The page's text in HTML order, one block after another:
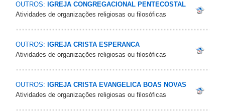
OUTROS: IGREJA CONGREGACIONAL PENTECOSTAL
Atividades de organizações religiosas ou filosóficas
OUTROS: IGREJA CRISTA ESPERANCA
Atividades de organizações religiosas ou filosóficas
OUTROS: IGREJA CRISTA EVANGELICA BOAS NOVAS
Atividades de organizações religiosas ou filosóficas